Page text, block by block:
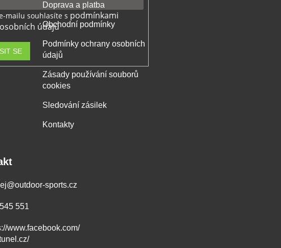
mailu souhlasíte s podmínkami
údajů
SE
Doprava a platba
Obchodní podmínky
Podmínky ochrany osobních
údajů
Zásady používání souborů
cookies
Sledování zásilek
Kontakty
@outdoor-sports.cz
551
www.facebook.com/